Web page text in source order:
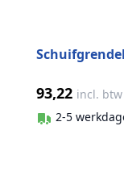
93,22 incl. btw
2-5